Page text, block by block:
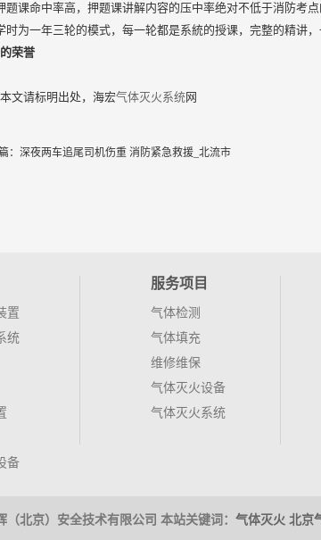
题课命中率高，押题课讲解内容的压中率绝对不低于消防考点
时为一年三轮的模式，每一轮都是系統的授课，完整的精讲
荣誉
文请标明出处，海宏气体灭火系统网
： 深夜两车追尾司机伤重 消防紧急救援_北流市
置
统
备
服务项目
气体检测
气体填充
维修维保
气体灭火设备
气体灭火系统
北京）安全技术有限公司 本站关键词： 气体灭火 北京